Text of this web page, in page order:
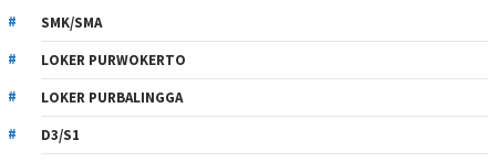
SMK/SMA
LOKER PURWOKERTO
LOKER PURBALINGGA
D3/S1